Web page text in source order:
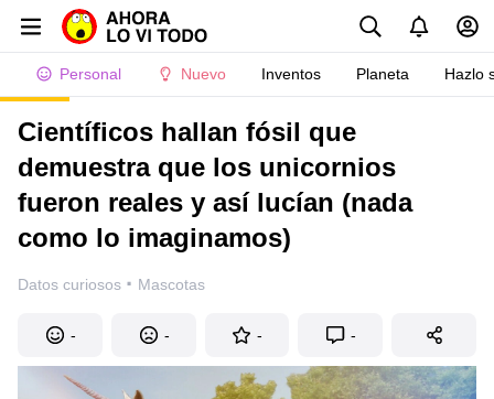
Personal Nuevo Inventos Planeta Hazlo
Científicos hallan fósil que
demuestra que los unicornios
fueron reales y así lucían (nada
como lo imaginamos)
Datos curiosos · Mascotas
- - - -